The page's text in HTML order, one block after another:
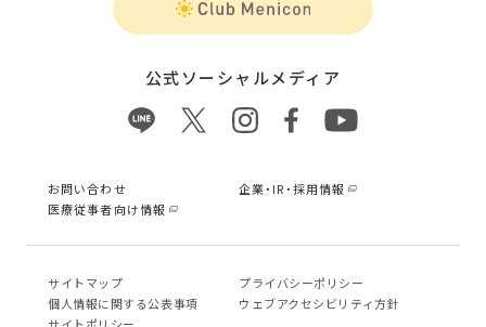
公式ソーシャルメディア
お問い合わせ
企業・IR・採用情報
医療従事者向け情報
サイトマップ
プライバシーポリシー
個⼈情報に関する公表事項
ウェブアクセシビリティ方針